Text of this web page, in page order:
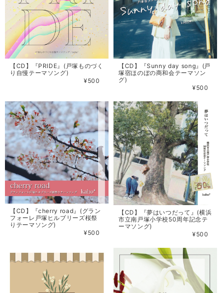
【CD】『PRIDE』(戸塚ものづく
り自慢テーマソング)
¥500
【CD】『Sunny day song』(戸
塚宿ほのぼの商和会テーマソン
グ)
¥500
【CD】『cherry road』(グラン
フォーレ戸塚ヒルブリーズ桜祭
りテーマソング)
¥500
【CD】『夢はいつだって』(横浜
市立南戸塚小学校50周年記念テ
ーマソング)
¥500